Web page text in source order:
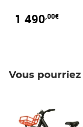
1 490,00€
Vous